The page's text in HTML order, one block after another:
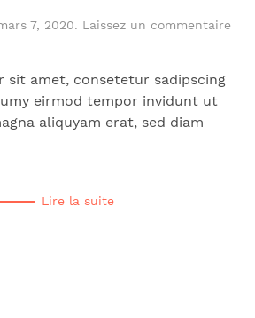
7, 2020. Laissez un commentaire
sit amet, consetetur sadipscing
eirmod tempor invidunt ut
aliquyam erat, sed diam
Lire la suite